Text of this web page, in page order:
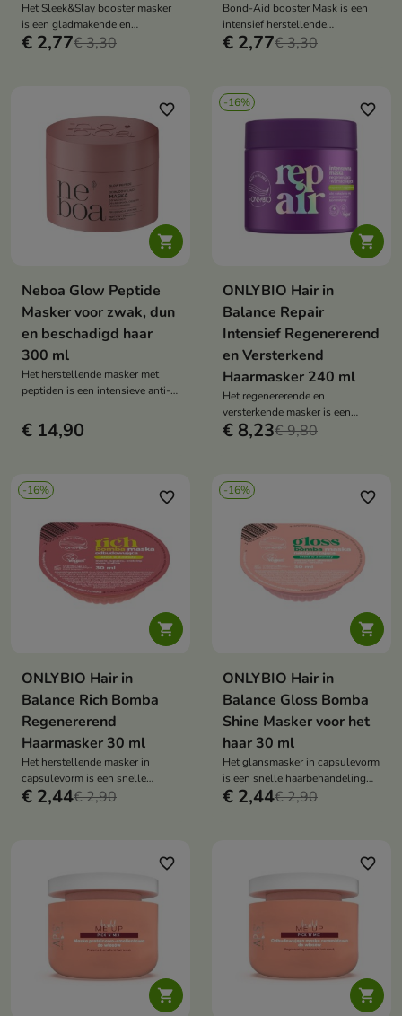
Het Sleek&Slay booster masker
is een gladmakende en
glanzende behandeling die
€ 2,77€ 3,30
Bond-Aid booster Mask is een
intensief herstellende
behandeling die het haar
€ 2,77€ 3,30

favorite_border
Neboa Glow Peptide
Masker voor zwak, dun
en beschadigd haar
300 ml
Het herstellende masker met
peptiden is een intensieve anti-
elasticiteit, dichtheid en gezonde
glans herstelt.
€ 14,90
-16%

favorite_border
ONLYBIO Hair in
Balance Repair
Intensief Regenererend
en Versterkend
Haarmasker 240 ml
Het regenererende en
versterkende masker is een
intensieve behandeling die het
€ 8,23€ 9,80
-16%

favorite_border
ONLYBIO Hair in
Balance Rich Bomba
Regenererend
Haarmasker 30 ml
Het herstellende masker in
capsulevorm is een snelle
regenererende behandeling die
€ 2,44€ 2,90
-16%

favorite_border
ONLYBIO Hair in
Balance Gloss Bomba
Shine Masker voor het
haar 30 ml
Het glansmasker in capsulevorm
is een snelle haarbehandeling
die het haar glad maakt,
€ 2,44€ 2,90

favorite_border

favorite_border